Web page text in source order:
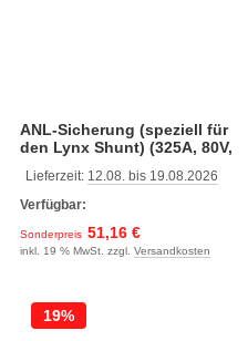
ANL-Sicherung (speziell für
den Lynx Shunt) (325A, 80V,
Lieferzeit: 12.08. bis 19.08.2026
Verfügbar:
Sonderpreis 51,16 €
inkl. 19 % MwSt. zzgl. Versandkosten
19%